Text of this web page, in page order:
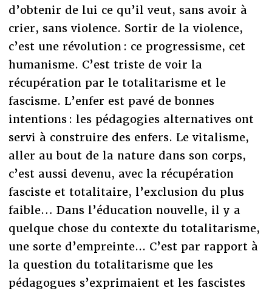
d’obtenir de lui ce qu’il veut, sans avoir à
crier, sans violence. Sortir de la violence,
c’est une révolution : ce progressisme, cet
humanisme. C’est triste de voir la
récupération par le totalitarisme et le
fascisme. L’enfer est pavé de bonnes
intentions : les pédagogies alternatives ont
servi à construire des enfers. Le vitalisme,
aller au bout de la nature dans son corps,
c’est aussi devenu, avec la récupération
fasciste et totalitaire, l’exclusion du plus
faible… Dans l’éducation nouvelle, il y a
quelque chose du contexte du totalitarisme,
une sorte d’empreinte... C’est par rapport à
la question du totalitarisme que les
pédagogues s’exprimaient et les fascistes